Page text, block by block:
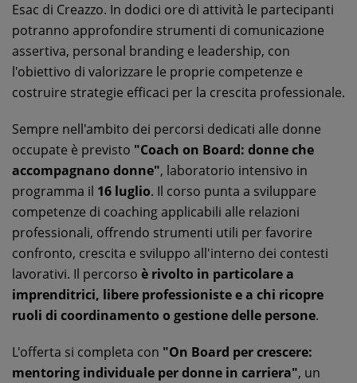
Esac di Creazzo. In dodici ore di attività le partecipanti
potranno approfondire strumenti di comunicazione
assertiva, personal branding e leadership, con
l'obiettivo di valorizzare le proprie competenze e
costruire strategie efficaci per la crescita professionale.
Sempre nell'ambito dei percorsi dedicati alle donne
occupate è previsto "Coach on Board: donne che
accompagnano donne", laboratorio intensivo in
programma il 16 luglio. Il corso punta a sviluppare
competenze di coaching applicabili alle relazioni
professionali, offrendo strumenti utili per favorire
confronto, crescita e sviluppo all'interno dei contesti
lavorativi. Il percorso è rivolto in particolare a
imprenditrici, libere professioniste e a chi ricopre
ruoli di coordinamento o gestione delle persone.
L'offerta si completa con "On Board per crescere:
mentoring individuale per donne in carriera", un